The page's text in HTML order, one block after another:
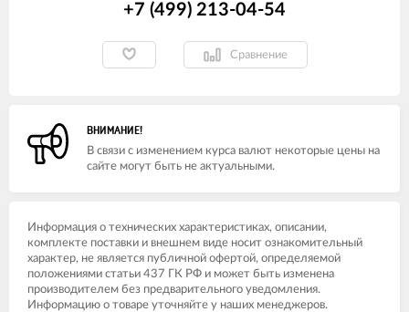
+7 (499) 213-04-54​
Сравнение
ВНИМАНИЕ!
В связи с изменением курса валют некоторые цены на
сайте могут быть не актуальными.
Информация о технических характеристиках, описании,
комплекте поставки и внешнем виде носит ознакомительный
характер, не является публичной офертой, определяемой
положениями статьи 437 ГК РФ и может быть изменена
производителем без предварительного уведомления.
Информацию о товаре уточняйте у наших менеджеров.